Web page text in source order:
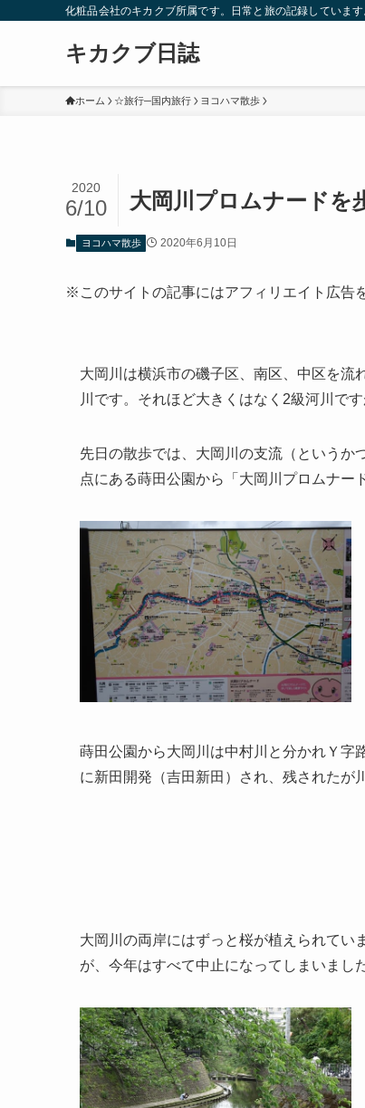
化粧品会社のキカクブ所属です。日常と旅の記録しています
キカクブ日誌
ホーム ☆旅行─国内旅行 ヨコハマ散歩
大岡川プロムナードを
2020
6/10
ヨコハマ散歩 2020年6月10日
※このサイトの記事にはアフィリエイト広告
大岡川は横浜市の磯子区、南区、中区を流
川です。それほど大きくはなく2級河川で
先日の散歩では、大岡川の支流（というか
点にある蒔田公園から「大岡川プロムナー
蒔田公園から大岡川は中村川と分かれＹ字
に新田開発（吉田新田）され、残されたが
大岡川の両岸にはずっと桜が植えられてい
が、今年はすべて中止になってしまいました